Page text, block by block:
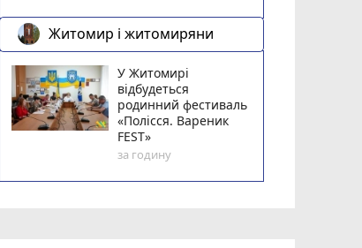
Житомир і житомиряни
У Житомирі
відбудеться
родинний фестиваль
«Полісся. Вареник
FEST»
за годину